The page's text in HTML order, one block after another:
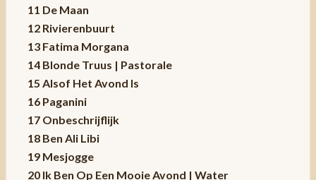
11 De Maan
12 Rivierenbuurt
13 Fatima Morgana
14 Blonde Truus | Pastorale
15 Alsof Het Avond Is
16 Paganini
17 Onbeschrijflijk
18 Ben Ali Libi
19 Mesjogge
20 Ik Ben Op Een Mooie Avond | Water